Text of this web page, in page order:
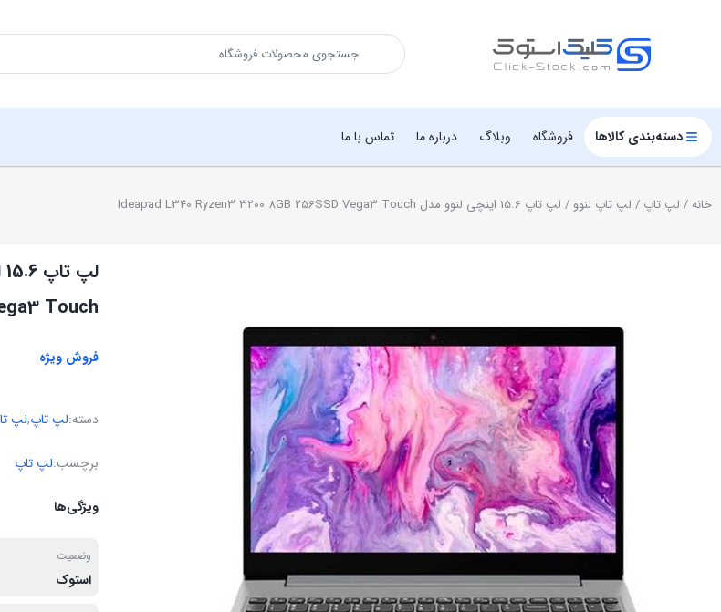
دسته‌بندی کالاها فروشگاه وبلاگ درباره ما تماس با ما
خانه/ لپ تاپ / لپ تاپ لنوو / لپ تاپ 15.6 اینچی لنوو مدل Ideapad L340 Ryzen3 3200 8GB 256SSD Vega3 Touch
Touch
فروش ویژه
دسته:لپ تاپ,لپ
برچسب:لپ تاپ
ویژگی‌ها
وضعیت
استوک